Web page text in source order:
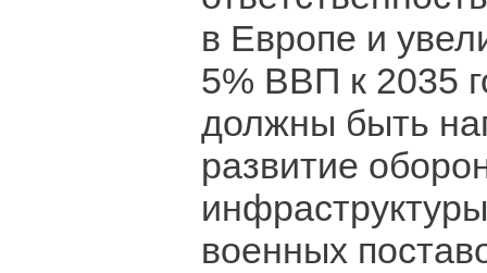
в Европе и
5% ВВП к 2035
должны быть
развитие
военных